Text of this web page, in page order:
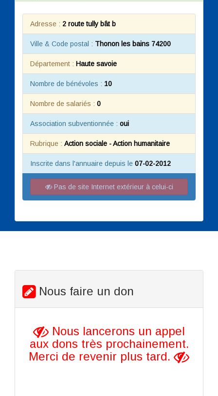
Adresse : 2 route tully bât b
Ville & Code postal : Thonon les bains 74200
Département : Haute savoie
Nombre de bénévoles : 10
Nombre de salariés : 0
Association subventionnée : oui
Rubrique : Action sociale - Action humanitaire
Inscrite dans l'annuaire depuis le 07-02-2012
Pas de site Internet extérieur à celui-ci
Nous faire un don
Nous lancerons un appel
aux dons très prochainement.
Merci de revenir plus tard.